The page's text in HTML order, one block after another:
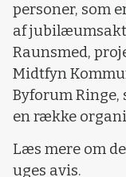
personer, som
af
Raunsmed,
Midtfyn
Byforum
en række
Læs mere om
uges avis.